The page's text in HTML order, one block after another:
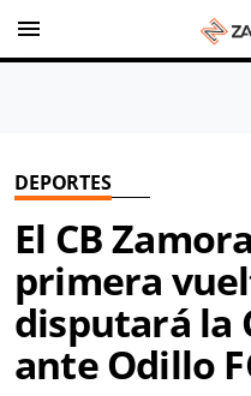
menu
DEPORTES
El CB
primera
disputará la
ante Odillo